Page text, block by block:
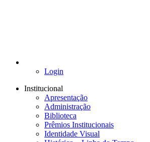
Login
Institucional
Apresentação
Administração
Biblioteca
Prêmios Institucionais
Identidade Visual